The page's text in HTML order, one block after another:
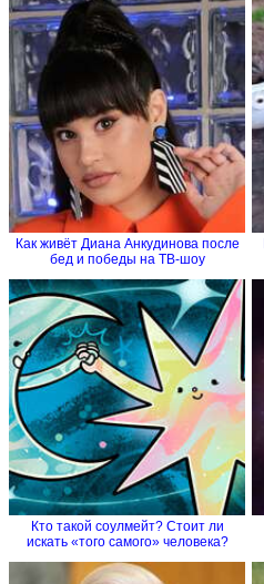
Как живёт Диана Анкудинова после
бед и победы на ТВ-шоу
Кто такой соулмейт? Стоит ли
искать «того самого» человека?